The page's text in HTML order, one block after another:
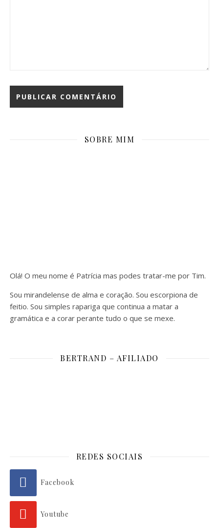
SOBRE MIM
Olá! O meu nome é Patrícia mas podes tratar-me por Tim.
Sou mirandelense de alma e coração. Sou escorpiona de
feitio. Sou simples rapariga que continua a matar a
gramática e a corar perante tudo o que se mexe.
BERTRAND – AFILIADO
REDES SOCIAIS
Facebook
Youtube